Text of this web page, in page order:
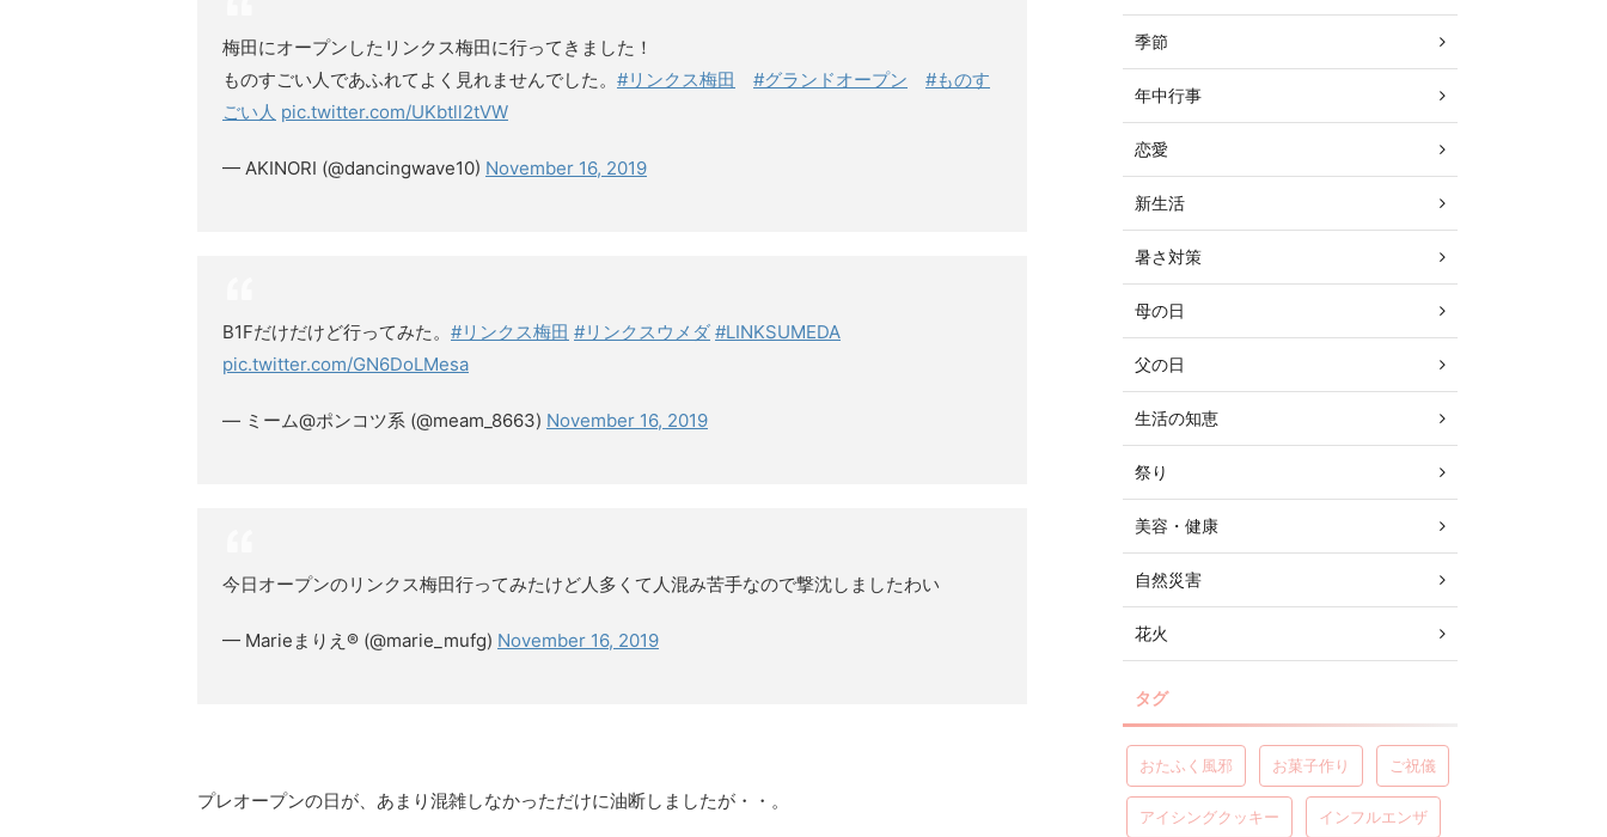
梅田にオープンしたリンクス梅田に行ってきました！
ものすごい人であふれてよく見れませんでした。 #リンクス梅田 #グランドオープン
#ものす
ごい人 pic.twitter.com/UKbtll2tVW
— AKINORI (@dancingwave10) November 16, 2019
B1Fだけだけど行ってみた。 #リンクス梅田 #リンクスウメダ #LINKSUMEDA
pic.twitter.com/GN6DoLMesa
— ミーム@ポンコツ系 (@meam_8663) November 16, 2019
今日オープンのリンクス梅田行ってみたけど人多くて人混み苦手なので撃沈しましたわい
— Marieまりえ®️ (@marie_mufg) November 16, 2019
プレオープンの日が、あまり混雑しなかっただけに油断しましたが・・。
季節
年中行事
恋愛
新生活
暑さ対策
母の日
父の日
生活の知恵
祭り
美容・健康
自然災害
花火
タグ
おたふく風邪 お菓子作り ご祝儀
アイシングクッキー インフルエンザ